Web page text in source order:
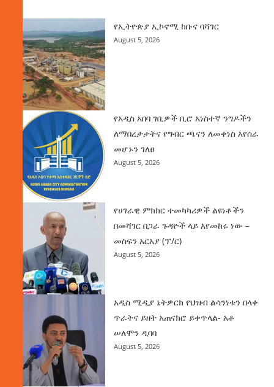
የኢትዮጵያ ኢኮኖሚ ከቡና ባሻገር
August 5, 2026
የአዲስ አበባ ገቢዎች ቢሮ አነስተኛ ንግዶችን
ለማበረታታትና የግብር ጫናን ለመቀነስ እየሰራ
መሆኑን ገለፀ
August 5, 2026
የሀገራዊ ምክክር ተመካካሪዎች ልዩነቶችን
በመሻገር በጋራ ጉዳዮች ላይ እየመከሩ ነው –
መስፍን አርአያ (ፕ/ር)
August 5, 2026
አዲስ ሚዲያ ኔትዎርክ የህዝብ ልሳንነቱን በላቀ
ጥራትና ይዘት አጠናክሮ ይቀጥላል- አቶ
ሠለሞን ዲባባ
August 5, 2026